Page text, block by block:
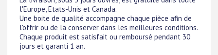
l'Europe, Etats-Unis et Canada.
Une boite de qualité accompagne chaque pièce afin de
l'offrir ou de la conserver dans les meilleures conditions.
Chaque produit est satisfait ou remboursé pendant 30
jours et garanti 1 an.